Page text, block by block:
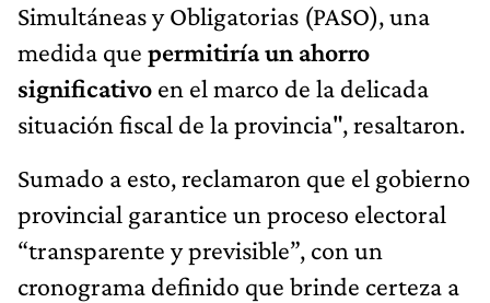
Simultáneas y Obligatorias (PASO), una
medida que permitiría un ahorro
significativo en el marco de la delicada
situación fiscal de la provincia", resaltaron.
Sumado a esto, reclamaron que el gobierno
provincial garantice un proceso electoral
“transparente y previsible”, con un
cronograma definido que brinde certeza a